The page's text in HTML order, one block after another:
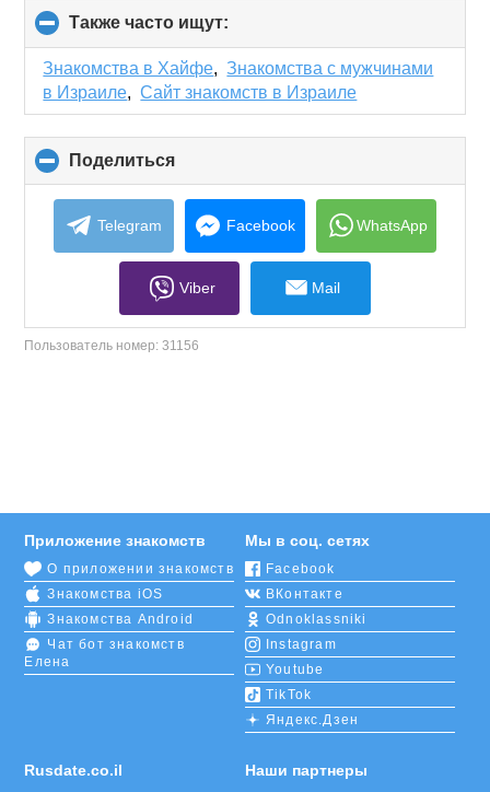
Также часто ищут:
to
collapse
contents
Знакомства в Хайфе,Знакомства с мужчинами
в Израиле,Сайт знакомств в Израиле
Поделиться
to
collapse
contents
Telegram Facebook WhatsApp
Viber Mail
Пользователь номер:31156
Rusdate.co.il
Приложение знакомств
О приложении знакомств
Знакомства iOS
Знакомства Android
Чат бот знакомств
Елена
Мы в соц. сетях
Facebook
ВКонтакте
Odnoklassniki
Instagram
Youtube
TikTok
Яндекс.Дзен
Наши партнеры